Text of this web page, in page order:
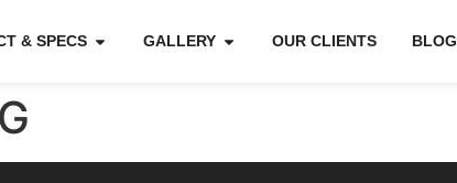
& SPECS GALLERY OUR CLIENTS BLOG